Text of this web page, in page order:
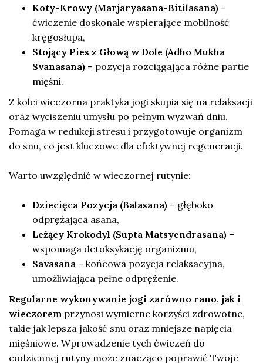
Koty-Krowy (Marjaryasana-Bitilasana) –
ćwiczenie doskonale wspierające mobilność
kręgosłupa,
Stojący Pies z Głową w Dole (Adho Mukha
Svanasana) – pozycja rozciągająca różne partie
mięśni.
Z kolei wieczorna praktyka jogi skupia się na relaksacji
oraz wyciszeniu umysłu po pełnym wyzwań dniu.
Pomaga w redukcji stresu i przygotowuje organizm
do snu, co jest kluczowe dla efektywnej regeneracji.
Warto uwzględnić w wieczornej rutynie:
Dziecięca Pozycja (Balasana) – głęboko
odprężająca asana,
Leżący Krokodyl (Supta Matsyendrasana) –
wspomaga detoksykację organizmu,
Savasana – końcowa pozycja relaksacyjna,
umożliwiająca pełne odprężenie.
Regularne wykonywanie jogi zarówno rano, jak i
wieczorem przynosi wymierne korzyści zdrowotne,
takie jak lepsza jakość snu oraz mniejsze napięcia
mięśniowe. Wprowadzenie tych ćwiczeń do
codziennej rutyny może znacząco poprawić Twoje